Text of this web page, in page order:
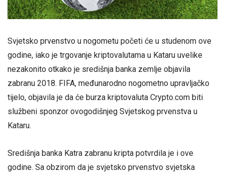
Svjetsko prvenstvo u nogometu početi će u studenom ove
godine, iako je trgovanje kriptovalutama u Kataru uvelike
nezakonito otkako je središnja banka zemlje objavila
zabranu 2018. FIFA, međunarodno nogometno upravljačko
tijelo, objavila je da će burza kriptovaluta Crypto.com biti
službeni sponzor ovogodišnjeg Svjetskog prvenstva u
Kataru.
Središnja banka Katra zabranu kripta potvrdila je i ove
godine. Sa obzirom da je svjetsko prvenstvo svjetska